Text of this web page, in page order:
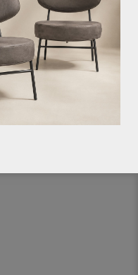
terras onderstel
koop)